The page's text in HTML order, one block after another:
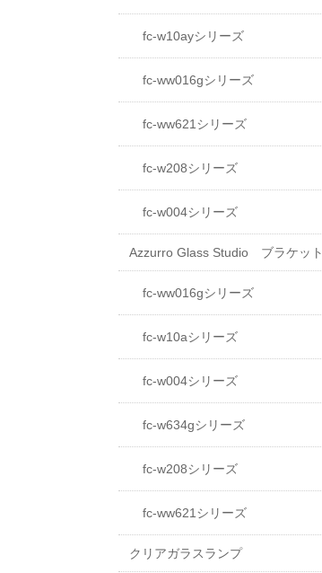
fc-w10ayシリーズ
fc-ww016gシリーズ
fc-ww621シリーズ
fc-w208シリーズ
fc-w004シリーズ
Azzurro Glass Studio ブラケット
ライト
fc-ww016gシリーズ
fc-w10aシリーズ
fc-w004シリーズ
fc-w634gシリーズ
fc-w208シリーズ
fc-ww621シリーズ
クリアガラスランプ